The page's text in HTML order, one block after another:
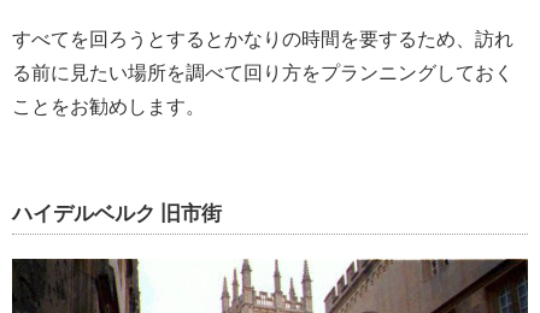
すべてを回ろうとするとかなりの時間を要するため、訪れ
る前に見たい場所を調べて回り方をプランニングしておく
ことをお勧めします。
ハイデルベルク 旧市街